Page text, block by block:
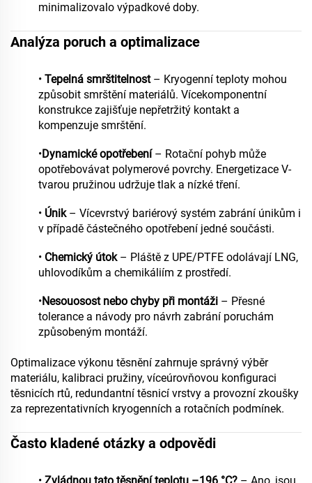
minimalizovalo výpadkové doby.
Analýza poruch a optimalizace
• Tepelná smrštitelnost – Kryogenní teploty mohou
způsobit smrštění materiálů. Vícekomponentní
konstrukce zajišťuje nepřetržitý kontakt a
kompenzuje smrštění.
•Dynamické opotřebení – Rotační pohyb může
opotřebovávat polymerové povrchy. Energetizace V-
tvarou pružinou udržuje tlak a nízké tření.
• Únik – Vícevrstvý bariérový systém zabrání únikům i
v případě částečného opotřebení jedné součásti.
• Chemický útok – Pláště z UPE/PTFE odolávají LNG,
uhlovodíkům a chemikáliím z prostředí.
•Nesouosost nebo chyby při montáži – Přesné
tolerance a návody pro návrh zabrání poruchám
způsobeným montáží.
Optimalizace výkonu těsnění zahrnuje správný výběr
materiálu, kalibraci pružiny, víceúrovňovou konfiguraci
těsnicích rtů, redundantní těsnicí vrstvy a provozní zkoušky
za reprezentativních kryogenních a rotačních podmínek.
Často kladené otázky a odpovědi